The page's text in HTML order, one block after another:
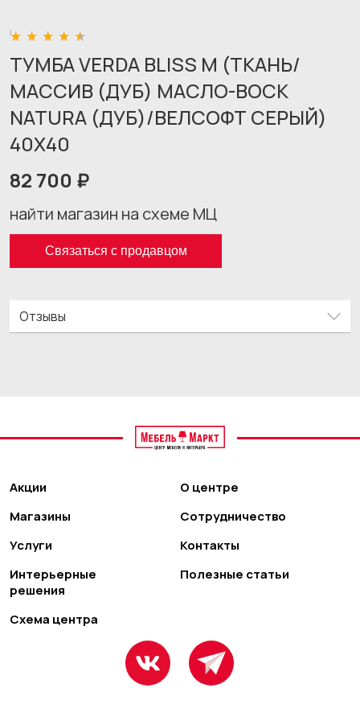
ТУМБА VERDA BLISS M (ТКАНЬ/
МАССИВ (ДУБ) МАСЛО-ВОСК
NATURA (ДУБ)/ВЕЛСОФТ СЕРЫЙ)
40X40
82 700 ₽
найти магазин на схеме МЦ
Связаться с продавцом
Отзывы
Акции
Магазины
Услуги
Интерьерные
решения
Схема центра
О центре
Сотрудничество
Контакты
Полезные статьи